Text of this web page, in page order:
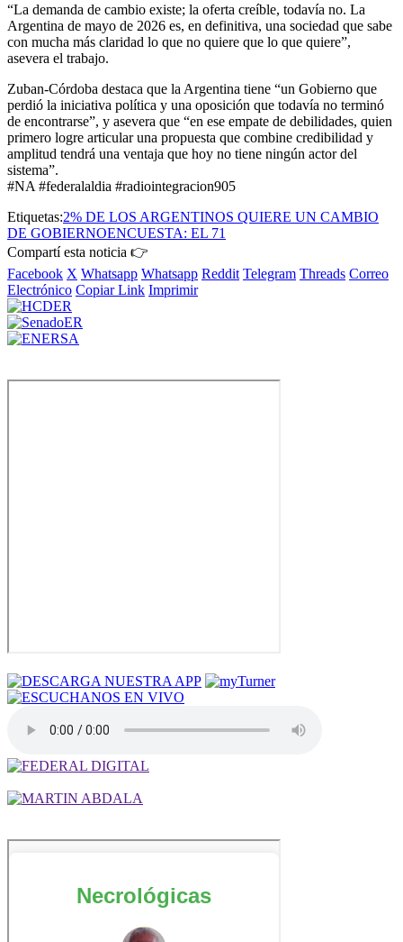
“La demanda de cambio existe; la oferta creíble, todavía no. La
Argentina de mayo de 2026 es, en definitiva, una sociedad que sabe
con mucha más claridad lo que no quiere que lo que quiere”,
asevera el trabajo.
Zuban-Córdoba destaca que la Argentina tiene “un Gobierno que
perdió la iniciativa política y una oposición que todavía no terminó
de encontrarse”, y asevera que “en ese empate de debilidades, quien
primero logre articular una propuesta que combine credibilidad y
amplitud tendrá una ventaja que hoy no tiene ningún actor del
sistema”.
#NA #federalaldia #radiointegracion905
Etiquetas:2% DE LOS ARGENTINOS QUIERE UN CAMBIO
DE GOBIERNOENCUESTA: EL 71
Compartí esta noticia 👉
Facebook X Whatsapp Whatsapp Reddit Telegram Threads Correo
Electrónico Copiar Link Imprimir